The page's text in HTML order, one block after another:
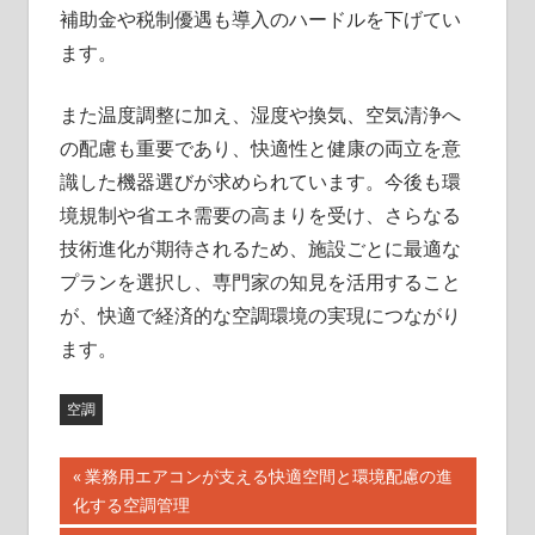
補助金や税制優遇も導入のハードルを下げてい
ます。
また温度調整に加え、湿度や換気、空気清浄へ
の配慮も重要であり、快適性と健康の両立を意
識した機器選びが求められています。今後も環
境規制や省エネ需要の高まりを受け、さらなる
技術進化が期待されるため、施設ごとに最適な
プランを選択し、専門家の知見を活用すること
が、快適で経済的な空調環境の実現につながり
ます。
空調
投
稿
前
の
業務用エアコンが支える快適空間と環境配慮の進
化する空調管理